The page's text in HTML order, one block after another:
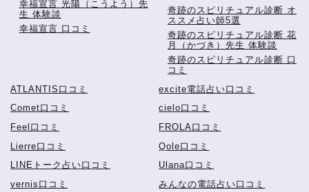
幸福宣言 光陽（こうよう）先
生 体験談
幸福宣言 口コミ
奇跡のスピリチュアル診断 オ
ススメ占い師5選
奇跡のスピリチュアル診断 花
月（かづき）先生 体験談
奇跡のスピリチュアル診断 口
コミ
ATLANTIS口コミ
excite電話占い口コミ
Comet口コミ
cielo口コミ
Feel口コミ
FROLA口コミ
Lierre口コミ
Qole口コミ
LINEトーク占い口コミ
Ulana口コミ
vernis口コミ
みんなの電話占い口コミ